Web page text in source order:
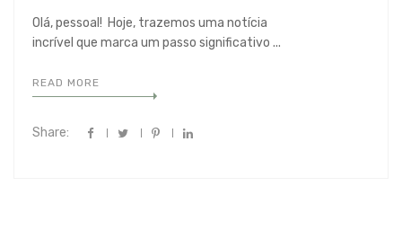
Olá, pessoal! Hoje, trazemos uma notícia
incrível que marca um passo significativo ...
READ MORE
Share: